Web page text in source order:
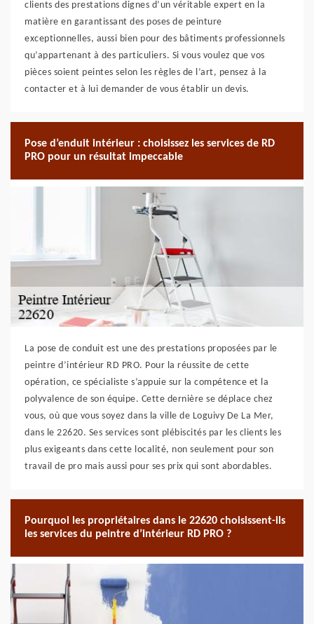
clients des prestations dignes d’un véritable expert en la
matière en garantissant des poses de peinture
exceptionnelles, aussi bien pour des bâtiments professionnels
qu’appartenant à des particuliers. Si vous voulez que vos
pièces soient peintes selon les règles de l’art, pensez à la
contacter et à lui demander de vous établir un devis.
Pose d’enduit intérieur : choisissez les services de RD
PRO pour un résultat impeccable
La pose de conduit est une des prestations proposées par le
peintre d’intérieur RD PRO. Pour la réussite de cette
opération, ce spécialiste s’appuie sur la compétence et la
polyvalence de son équipe. Cette dernière se déplace chez
vous, où que vous soyez dans la ville de Loguivy De La Mer,
dans le 22620. Ses services sont plébiscités par les clients les
plus exigeants dans cette localité, non seulement pour son
travail de pro mais aussi pour ses prix qui sont abordables.
Pourquoi les propriétaires dans le 22620 choisissent-ils
les services du peintre d’intérieur RD PRO ?